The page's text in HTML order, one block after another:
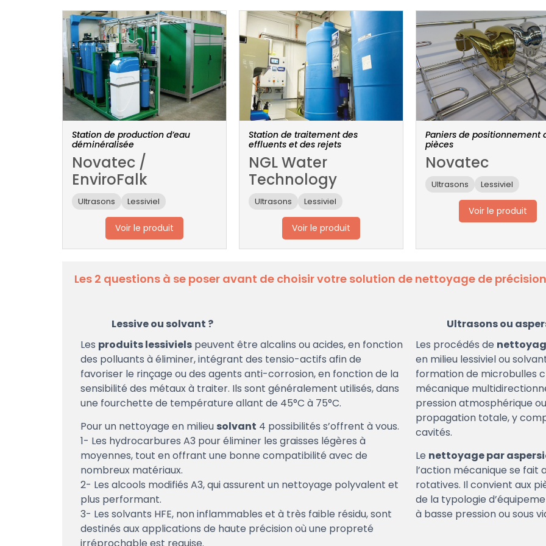
Station de production d’eau
déminéralisée
Novatec /
EnviroFalk
Ultrasons Lessiviel
Voir le produit
Station de traitement des
effluents et des rejets
NGL Water
Technology
Ultrasons Lessiviel
Voir le produit
Paniers de positionnement
pièces
Novatec
Ultrasons Lessiviel
Voir le produit
Les 2 questions à se poser avant de choisir votre solution de nettoyage de précision
Lessive ou solvant ?
Les produits lessiviels peuvent être alcalins ou acides, en fonction
des polluants à éliminer, intégrant des tensio-actifs afin de
favoriser le rinçage ou des agents anti-corrosion, en fonction de la
sensibilité des métaux à traiter. Ils sont généralement utilisés, dans
une fourchette de température allant de 45°C à 75°C.
Pour un nettoyage en milieu solvant 4 possibilités s’offrent à vous.
1- Les hydrocarbures A3 pour éliminer les graisses légères à
moyennes, tout en offrant une bonne compatibilité avec de
nombreux matériaux.
2- Les alcools modifiés A3, qui assurent un nettoyage polyvalent et
plus performant.
3- Les solvants HFE, non inflammables et à très faible résidu, sont
destinés aux applications de haute précision où une propreté
Ultrasons ou
Les procédés de
en milieu lessiviel ou
formation de microbulles
mécanique
pression atmosphérique
propagation totale, y
cavités.
Le nettoyage par
l’action mécanique se fait
rotatives. Il convient aux
de la typologie
à basse pression ou sous